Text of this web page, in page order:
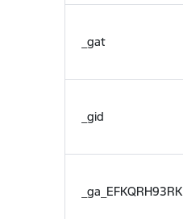
_gat
_gid
_ga_EFKQRH93RK